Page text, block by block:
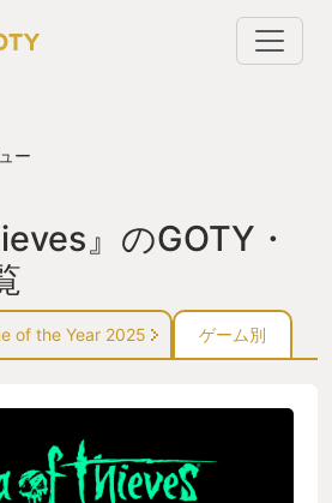
ー
』のGOTY・
of the Year 2025 ゲーム別